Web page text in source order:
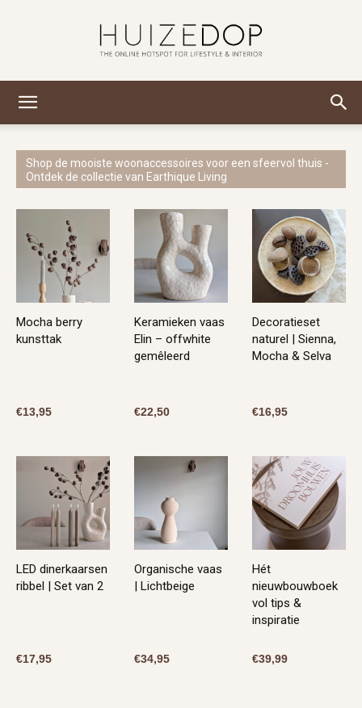
Shop de mooiste woonaccessoires voor een sfeervol thuis -
Ontdek de collectie van Earthique Living
Mocha berry
kunsttak
€13,95
Keramieken vaas
Elin – offwhite
gemêleerd
€22,50
Decoratieset
naturel | Sienna,
Mocha & Selva
€16,95
LED dinerkaarsen
ribbel | Set van 2
€17,95
Organische vaas
| Lichtbeige
€34,95
Hét
nieuwbouwboek
vol tips &
inspiratie
€39,99